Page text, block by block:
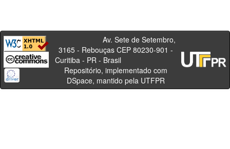
Av. Sete de Setembro,
3165 - Rebouças CEP 80230-901 -
Curitiba - PR - Brasil
Repositório, implementado com
DSpace, mantido pela UTFPR